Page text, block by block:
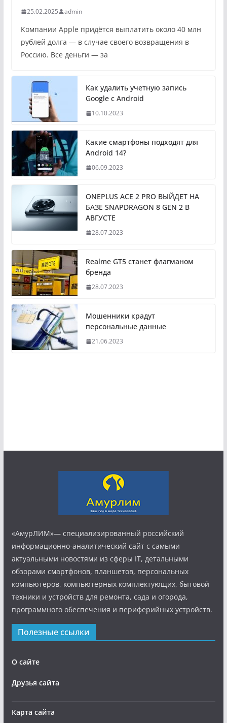
25.02.2025 admin
Компании Apple придётся выплатить около 40 млн
рублей долга — в случае своего возвращения в
Россию. Все деньги — за
Как удалить учетную запись
Google с Android
10.10.2023
Какие смартфоны подходят для
Android 14?
06.09.2023
ONEPLUS ACE 2 PRO ВЫЙДЕТ НА
БАЗЕ SNAPDRAGON 8 GEN 2 В
АВГУСТЕ
28.07.2023
Realme GT5 станет флагманом
бренда
28.07.2023
Мошенники крадут
персональные данные
21.06.2023
«АмурЛИМ»— специализированный российский
информационно-аналитический сайт с самыми
актуальными новостями из сферы IT, детальными
обзорами смартфонов, планшетов, персональных
компьютеров, компьютерных комплектующих, бытовой
техники и устройств для ремонта, сада и огорода,
программного обеспечения и периферийных устройств.
Полезные ссылки
О сайте
Друзья сайта
Карта сайта